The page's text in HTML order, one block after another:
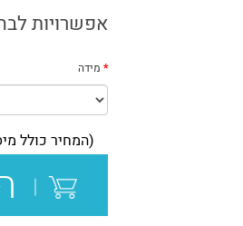
אפשרויות
מידה
(המחיר כולל